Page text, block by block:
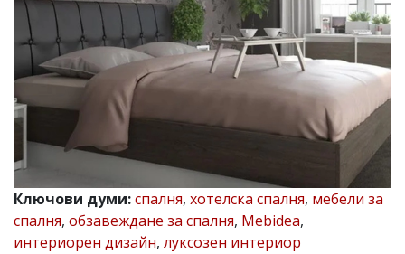
Управители:
Веселин
Василев,
email:
v.vasilev@flagman.bg
Касабова,
еmail:
k.kassabova@flagman.bg
редактор:
Иван
Колев,
email:
office@flagman.bg
Ключови думи:спалня, хотелска спалня, мебели за
спалня, обзавеждане за спалня, Mebidea,
интериорен дизайн, луксозен интериор